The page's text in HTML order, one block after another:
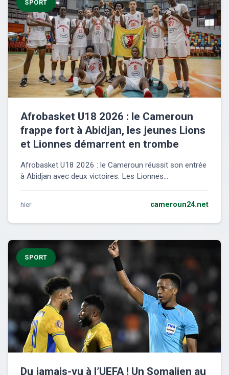
SPORT
Afrobasket U18 2026 : le Cameroun
frappe fort à Abidjan, les jeunes Lions
et Lionnes démarrent en trombe
Afrobasket U18 2026 : le Cameroun réussit son entrée
à Abidjan avec deux victoires. Les Lionnes...
hier cameroun24.net
SPORT
Du jamais-vu à l’UEFA ! Un Somalien au